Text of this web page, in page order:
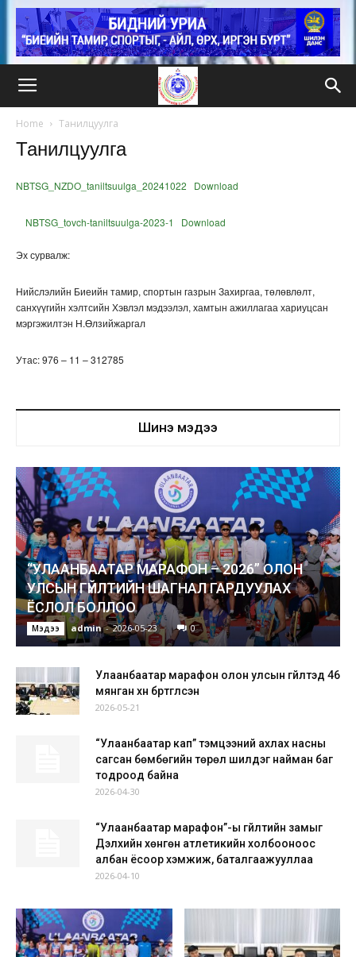
Home Танилцуулга
Танилцуулга
NBTSG_NZDO_taniltsuulga_20241022 Download
NBTSG_tovch-taniltsuulga-2023-1 Download
Эх сурвалж:
Нийслэлийн Биеийн тамир, спортын газрын Захиргаа, төлөвлөлт,
санхүүгийн хэлтсийн Хэвлэл мэдээлэл, хамтын ажиллагаа хариуцсан
мэргэжилтэн Н.Өлзийжаргал
Утас: 976 – 11 – 312785
Шинэ мэдээ
“УЛААНБААТАР МАРАФОН – 2026” ОЛОН
УЛСЫН ГҮЙЛТИЙН ШАГНАЛ ГАРДУУЛАХ
ЁСЛОЛ БОЛЛОО
Мэдээ admin - 2026-05-23 0
Улаанбаатар марафон олон улсын гүйлтэд 46
мянган хүн бүртгүүлсэн
2026-05-21
“Улаанбаатар кап” тэмцээний ахлах насны
сагсан бөмбөгийн төрөл шилдэг найман баг
тодроод байна
2026-04-30
“Улаанбаатар марафон”-ы гүйлтийн замыг
Дэлхийн хөнгөн атлетикийн холбооноос
албан ёсоор хэмжиж, баталгаажууллаа
2026-04-10